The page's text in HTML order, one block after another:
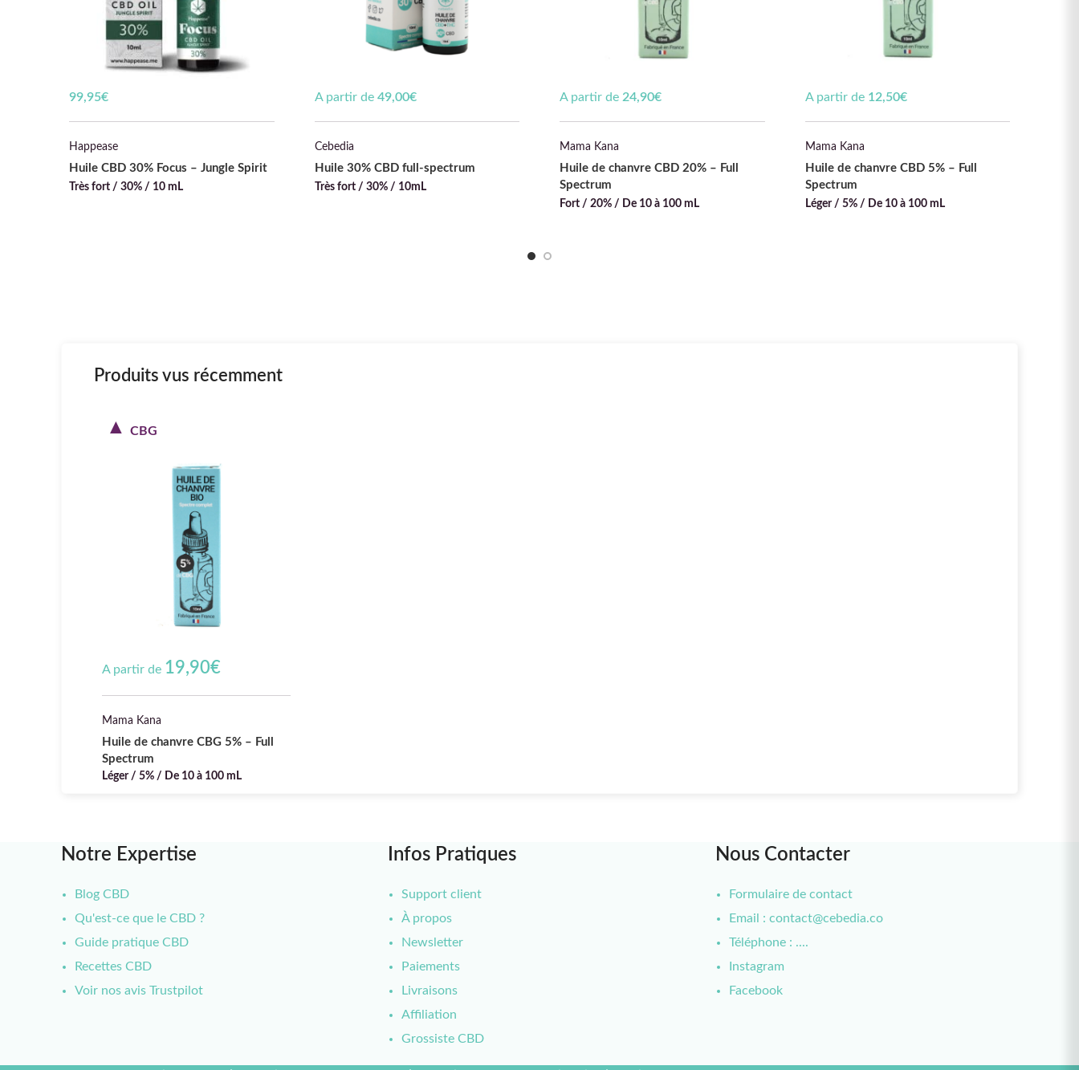
99,95€
Happease
Huile CBD 30% Focus – Jungle Spirit
Très fort / 30% / 10 mL
A partir de 49,00€
Cebedia
Huile 30% CBD full-spectrum
Très fort / 30% / 10mL
A partir de 24,90€
Mama Kana
Huile de chanvre CBD 20% – Full
Spectrum
Fort / 20% / De 10 à 100 mL
A partir de 12,50€
Mama Kana
Huile de chanvre CBD 5% – Full
Spectrum
Léger / 5% / De 10 à 100 mL
Produits vus récemment
CBG
A partir de 19,90€
Mama Kana
Huile de chanvre CBG 5% – Full
Spectrum
Léger / 5% / De 10 à 100 mL
Notre Expertise
Blog CBD
Qu'est-ce que le CBD ?
Guide pratique CBD
Recettes CBD
Voir nos avis Trustpilot
Infos Pratiques
Support client
À propos
Newsletter
Paiements
Livraisons
Affiliation
Grossiste CBD
Nous Contacter
Formulaire de contact
Email : contact@cebedia.co
Téléphone : ....
Instagram
Facebook